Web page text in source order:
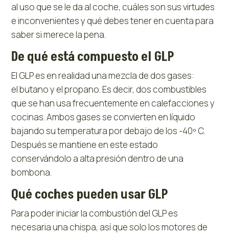
al uso que se le da al coche, cuáles son sus virtudes
e inconvenientes y qué debes tener en cuenta para
saber si merece la pena.
De qué está compuesto el GLP
El GLP es en realidad una mezcla de dos gases:
el butano y el propano. Es decir, dos combustibles
que se han usa frecuentemente en calefacciones y
cocinas. Ambos gases se convierten en líquido
bajando su temperatura por debajo de los -40º C.
Después se mantiene en este estado
conservándolo a alta presión dentro de una
bombona.
Qué coches pueden usar GLP
Para poder iniciar la combustión del GLP es
necesaria una chispa, así que solo los motores de